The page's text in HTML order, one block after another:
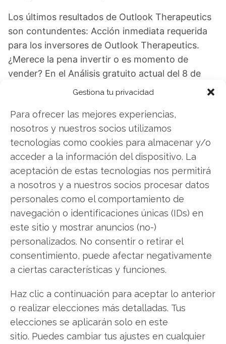
Gestiona tu privacidad
Para ofrecer las mejores experiencias,
nosotros y nuestros socios utilizamos
tecnologías como cookies para almacenar y/o
acceder a la información del dispositivo. La
aceptación de estas tecnologías nos permitirá
a nosotros y a nuestros socios procesar datos
personales como el comportamiento de
navegación o identificaciones únicas (IDs) en
este sitio y mostrar anuncios (no-)
personalizados. No consentir o retirar el
consentimiento, puede afectar negativamente
a ciertas características y funciones.
Haz clic a continuación para aceptar lo anterior
o realizar elecciones más detalladas. Tus
elecciones se aplicarán solo en este
sitio. Puedes cambiar tus ajustes en cualquier
Los últimos resultados de Outlook Therapeutics
son contundentes: Acción inmediata requerida
para los inversores de Outlook Therapeutics.
¿Merece la pena invertir o es momento de
vender? En el Análisis gratuito actual del 8 de
agosto descubrirá exactamente qué hacer.
Outlook Therapeutics: ¿Comprar o vender?
¡Lee más aquí!
Outlook Therapeutics
Compartir este artículo
Twitter
Facebook
LinkedIn